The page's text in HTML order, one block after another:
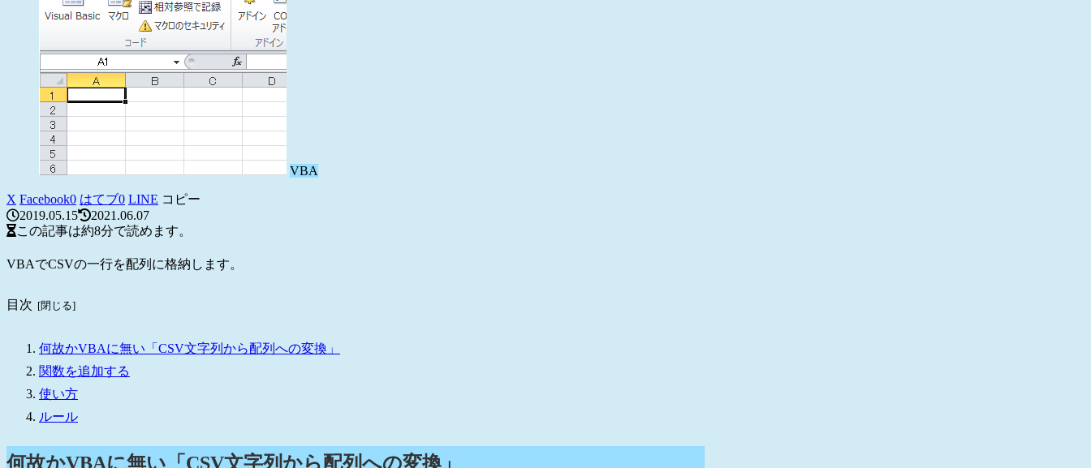
VBA
X Facebook0 はてブ0 LINE コピー
2019.05.15
2021.06.07
この記事は約8分で読めます。
VBAでCSVの一行を配列に格納します。
目次
何故かVBAに無い「CSV文字列から配列への変換」
関数を追加する
使い方
ルール
何故かVBAに無い「CSV文字列から配列への変換」